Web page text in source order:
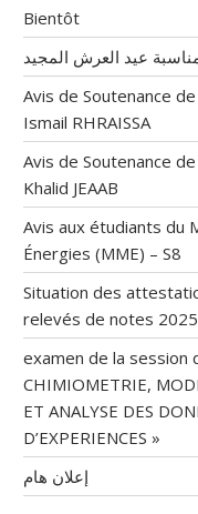
Bientôt
عيد العرش المجيد
Avis de Soutenance
Ismail RHRAISSA
Avis de Soutenance
Khalid JEAAB
Avis aux étudiants du
Énergies (MME) – S8
Situation des
relevés de notes
examen de la session
CHIMIOMETRIE,
ET ANALYSE DES
D’EXPERIENCES »
إعلان هام